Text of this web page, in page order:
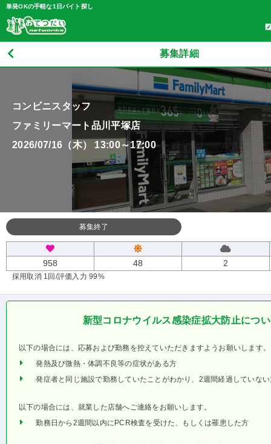
単発OKの手軽な1日バイト探し
募集詳細
コンビニスタッフ
ファミリーマート品川平塚店
2026/07/16（木） 13:00～17:00
募集終了
958 48 2
採用取消 1回 /評価入力 99%
新型コロナウイルス感染症拡大防止につ
以下の場合には、応募および勤務を控えていただきますようお願いします。
発熱及び微熱・体調不良等の症状がある方
発症者と同じ施設で勤務していたことがわかり、2週間経過していな
以下の場合には、就業した店舗へご連絡をお願いします。
勤務日から2週間以内にPCR検査を受けた、もしくは罹患した方